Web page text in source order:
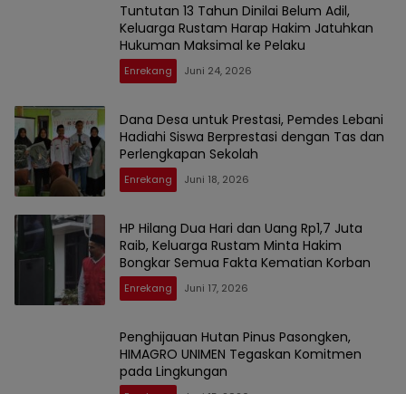
Tuntutan 13 Tahun Dinilai Belum Adil,
Keluarga Rustam Harap Hakim Jatuhkan
Hukuman Maksimal ke Pelaku
Enrekang Juni 24, 2026
Dana Desa untuk Prestasi, Pemdes Lebani
Hadiahi Siswa Berprestasi dengan Tas dan
Perlengkapan Sekolah
Enrekang Juni 18, 2026
HP Hilang Dua Hari dan Uang Rp1,7 Juta
Raib, Keluarga Rustam Minta Hakim
Bongkar Semua Fakta Kematian Korban
Enrekang Juni 17, 2026
Penghijauan Hutan Pinus Pasongken,
HIMAGRO UNIMEN Tegaskan Komitmen
pada Lingkungan